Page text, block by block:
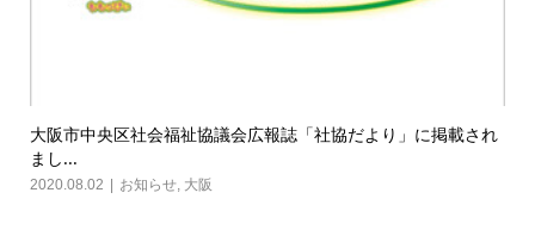
大阪市中央区社会福祉協議会広報誌「社協だより」に掲載され
まし...
2020.08.02 お知らせ, 大阪